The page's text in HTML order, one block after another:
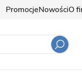
PromocjeNowościO